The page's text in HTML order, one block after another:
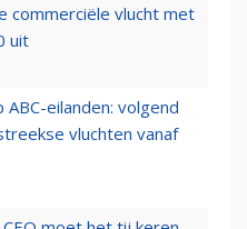
commerciële vlucht met
uit
eilanden: volgend
vluchten vanaf